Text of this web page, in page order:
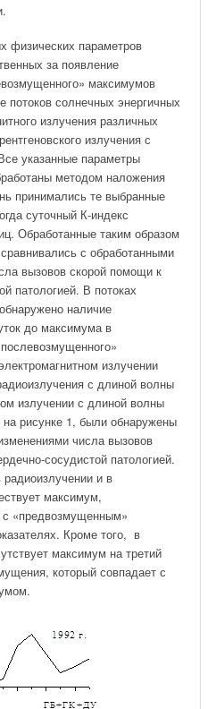
физических параметров
за появление
максимумов
потоков солнечных энергичных
излучения различных
излучения с
указанные параметры
методом наложения
принимались те выбранные
суточный К-индекс
Обработанные таким образом
с обработанными
вызовов скорой помощи к
патологией. В потоках
наличие
до максимума в
излучении
с длиной волны
излучении с длиной волны
рисунке 1, были обнаружены
числа вызовов
сосудистой патологией.
радиоизлучении и в
максимум,
«предвозмущенным»
Кроме того, в
максимум на третий
который совпадает с